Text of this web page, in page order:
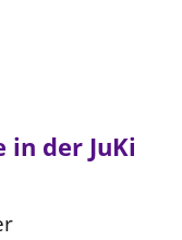
in der JuKi